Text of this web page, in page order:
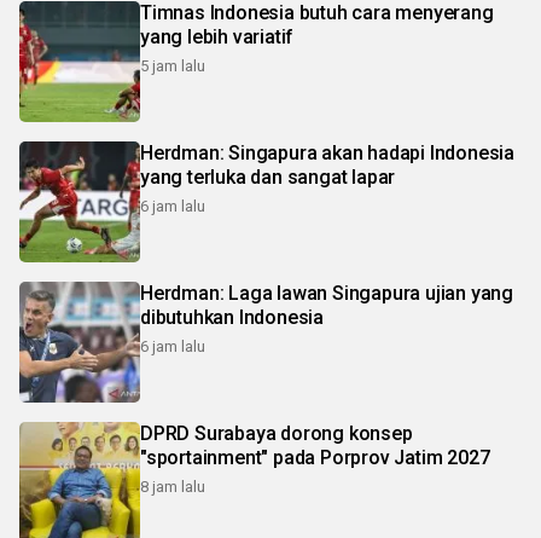
Timnas Indonesia butuh cara menyerang
yang lebih variatif
5 jam lalu
Herdman: Singapura akan hadapi Indonesia
yang terluka dan sangat lapar
6 jam lalu
Herdman: Laga lawan Singapura ujian yang
dibutuhkan Indonesia
6 jam lalu
DPRD Surabaya dorong konsep
"sportainment" pada Porprov Jatim 2027
8 jam lalu